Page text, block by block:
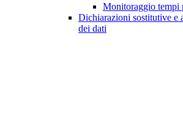
Monitoraggio tempi
Dichiarazioni sostitutive e
dei dati